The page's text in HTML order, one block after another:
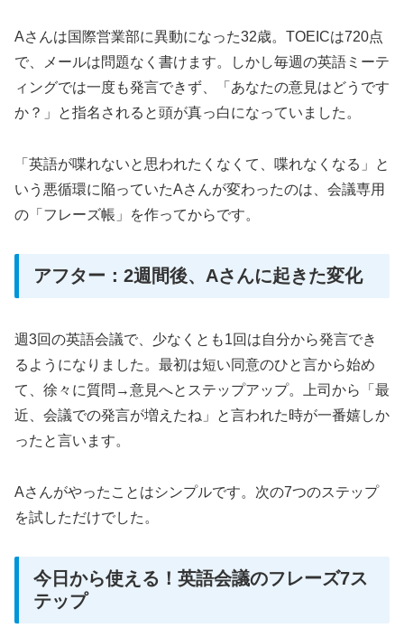
Aさんは国際営業部に異動になった32歳。TOEICは720点
で、メールは問題なく書けます。しかし毎週の英語ミーテ
ィングでは一度も発言できず、「あなたの意見はどうです
か？」と指名されると頭が真っ白になっていました。
「英語が喋れないと思われたくなくて、喋れなくなる」と
いう悪循環に陥っていたAさんが変わったのは、会議専用
の「フレーズ帳」を作ってからです。
アフター：2週間後、Aさんに起きた変化
週3回の英語会議で、少なくとも1回は自分から発言でき
るようになりました。最初は短い同意のひと言から始め
て、徐々に質問→意見へとステップアップ。上司から「最
近、会議での発言が増えたね」と言われた時が一番嬉しか
ったと言います。
Aさんがやったことはシンプルです。次の7つのステップ
を試しただけでした。
今日から使える！英語会議のフレーズ7ス
テップ